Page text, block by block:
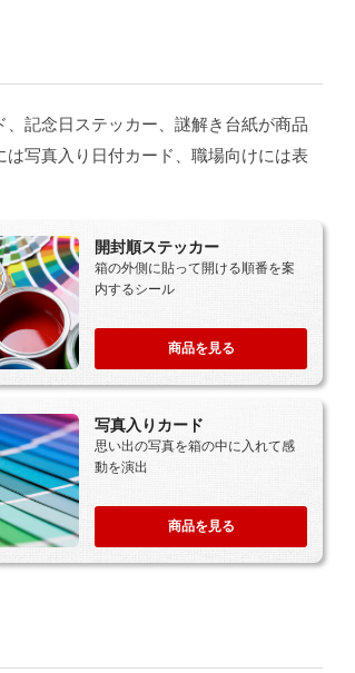
記念日ステッカー、謎解き台紙が商品
写真入り日付カード、職場向けには表
開封順ステッカー
箱の外側に貼って開ける順番を案
内するシール
商品を見る
写真入りカード
思い出の写真を箱の中に入れて感
動を演出
商品を見る